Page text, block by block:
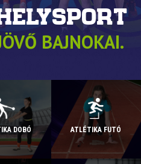
BAJNOKAI.
DOBÓ ATLÉTIKA FUTÓ